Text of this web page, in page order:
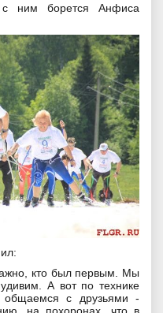
с ним борется Анфиса
кто был первым. Мы
А вот по технике
с друзьями -